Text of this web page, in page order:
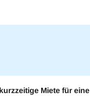
Miete für eine